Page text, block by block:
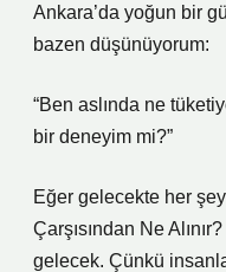
Ankara’da yoğun bir
bazen düşünüyorum:
“Ben aslında ne
bir deneyim mi?”
Eğer gelecekte her şey
Çarşısından Ne
gelecek. Çünkü